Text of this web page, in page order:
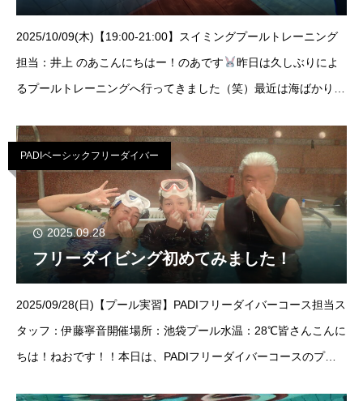
2025/10/09(木)【19:00-21:00】スイミングプールトレーニング
担当：井上 のあこんにちはー！のあです
昨日は久しぶりによ
るプールトレーニングへ行ってきました（笑）最近は海ばかり出
る方々が今回は
PADIベーシックフリーダイバー
2025.09.28
フリーダイビング初めてみました！
2025/09/28(日)【プール実習】PADIフリーダイバーコース担当ス
タッフ：伊藤寧音開催場所：池袋プール水温：28℃皆さんこんに
ちは！ねおです！！本日は、PADIフリーダイバーコースのプー